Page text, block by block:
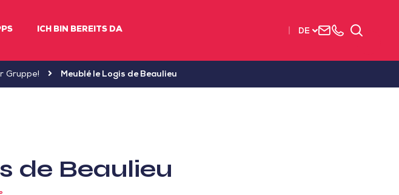
ICH BIN BEREITS DA DE
Uns+33Suchen
Gruppe! Meublé le Logis de Beaulieu
de Beaulieu